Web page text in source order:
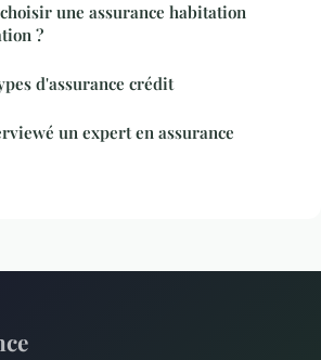
une assurance habitation
?
d'assurance crédit
un expert en assurance